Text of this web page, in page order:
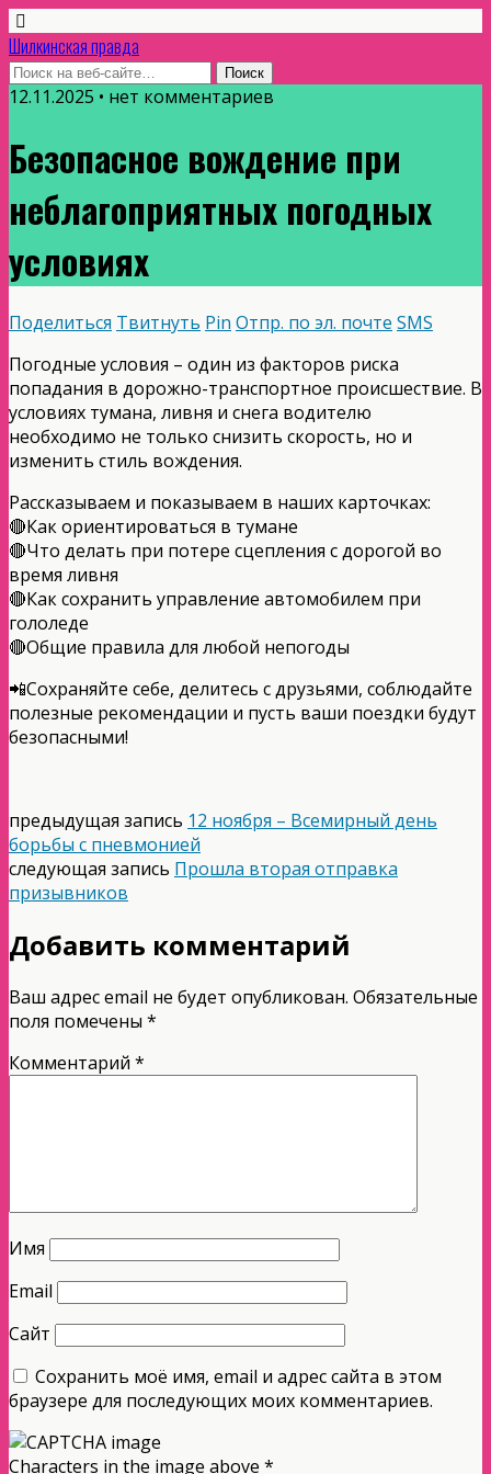
Шилкинская правда
12.11.2025 • нет комментариев
Безопасное вождение при
неблагоприятных погодных
условиях
Поделиться Твитнуть Pin Отпр. по эл. почте SMS
Погодные условия – один из факторов риска
попадания в дорожно-транспортное происшествие. В
условиях тумана, ливня и снега водителю
необходимо не только снизить скорость, но и
изменить стиль вождения.
Рассказываем и показываем в наших карточках:
🔴Как ориентироваться в тумане
🔴Что делать при потере сцепления с дорогой во
время ливня
🔴Как сохранить управление автомобилем при
гололеде
🔴Общие правила для любой непогоды
📲Сохраняйте себе, делитесь с друзьями, соблюдайте
полезные рекомендации и пусть ваши поездки будут
безопасными!
предыдущая запись 12 ноября – Всемирный день
борьбы с пневмонией
следующая запись Прошла вторая отправка
призывников
Добавить комментарий
Ваш адрес email не будет опубликован. Обязательные
поля помечены *
Комментарий *
Имя
Email
Сайт
Сохранить моё имя, email и адрес сайта в этом
браузере для последующих моих комментариев.
Characters in the image above *